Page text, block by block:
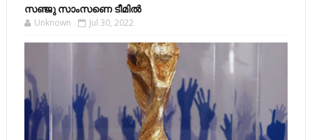
സഞ്ജു സാംസണെ ടീമില്‍
Unknown Jul 30, 2022